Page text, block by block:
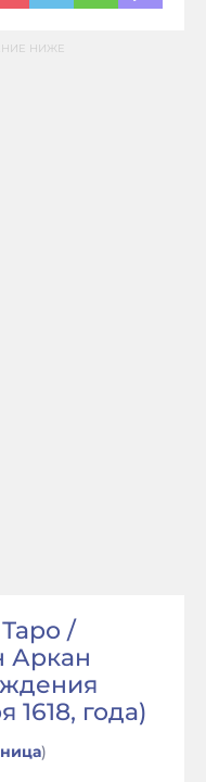
НИЖЕ
/
Аркан
1618, года)
)